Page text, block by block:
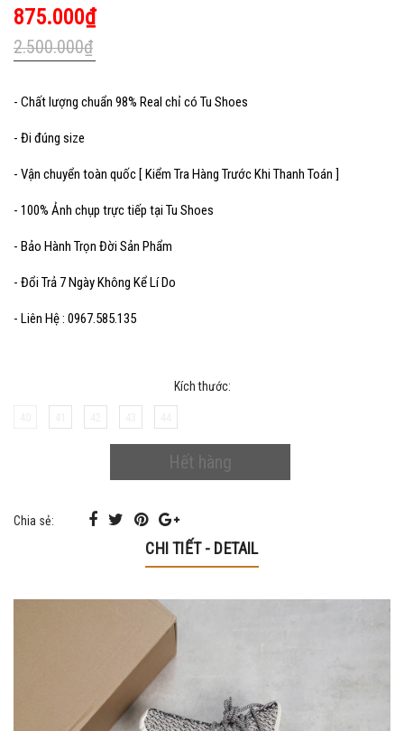
875.000₫
2.500.000₫
- Chất lượng chuẩn 98% Real chỉ có Tu Shoes
- Đi đúng size
- Vận chuyển toàn quốc [ Kiểm Tra Hàng Trước Khi Thanh Toán ]
- 100% Ảnh chụp trực tiếp tại Tu Shoes
- Bảo Hành Trọn Đời Sản Phẩm
- Đổi Trả 7 Ngày Không Kể Lí Do
- Liên Hệ : 0967.585.135
Kích thước:
Hết hàng
Chia sẻ:
CHI TIẾT - DETAIL